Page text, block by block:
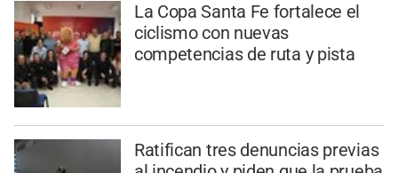
La Copa Santa Fe fortalece el
ciclismo con nuevas
competencias de ruta y pista
Ratifican tres denuncias previas